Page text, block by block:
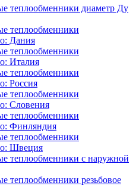
теплообменники диаметр Ду
теплообменники
Дания
теплообменники
Италия
теплообменники
Россия
теплообменники
Словения
теплообменники
Финляндия
теплообменники
Швеция
теплообменники с наружной
теплообменники резьбовое